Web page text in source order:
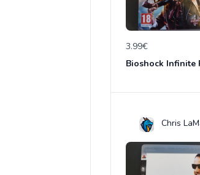
3.99€
Chris